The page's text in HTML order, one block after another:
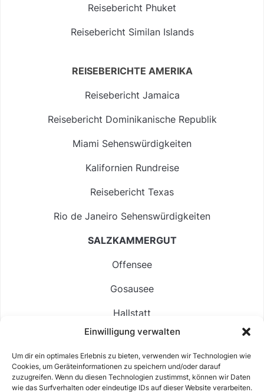
Einwilligung verwalten
Um dir ein optimales Erlebnis zu bieten, verwenden wir Technologien wie
Cookies, um Geräteinformationen zu speichern und/oder darauf
zuzugreifen. Wenn du diesen Technologien zustimmst, können wir Daten
wie das Surfverhalten oder eindeutige IDs auf dieser Website verarbeiten.
Reisebericht Phuket
Reisebericht Similan Islands
REISEBERICHTE AMERIKA
Reisebericht Jamaica
Reisebericht Dominikanische Republik
Miami Sehenswürdigkeiten
Kalifornien Rundreise
Reisebericht Texas
Rio de Janeiro Sehenswürdigkeiten
SALZKAMMERGUT
Offensee
Gosausee
Hallstatt
Langbathsee
Altausseer See
Hintersee